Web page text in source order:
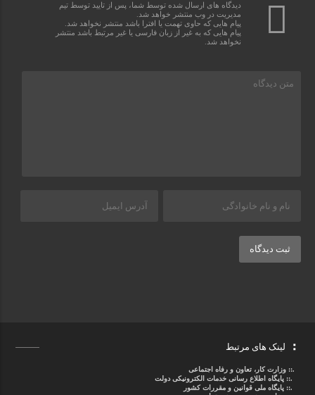
دیدگاه های ارسال شده توسط شما، پس از تایید توسط تیم
مدیریت در وب منتشر خواهد شد.
پیام هایی که حاوی تهمت یا افترا باشد منتشر نخواهد شد.
پیام هایی که به غیر از زبان فارسی یا غیر مرتبط باشد منتشر
نخواهد شد.
ثبت دیدگاه
لینک های مرتبط
.::وزارت کار، تعاون و رفاه اجتماعی
.::پایگاه اطلاع رسانی خدمات الکترونیکی دولت
.::پایگاه ملی قوانین و مقررات کشور